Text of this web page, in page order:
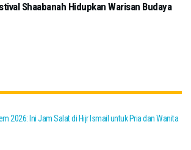
Shaabanah Hidupkan Warisan Budaya